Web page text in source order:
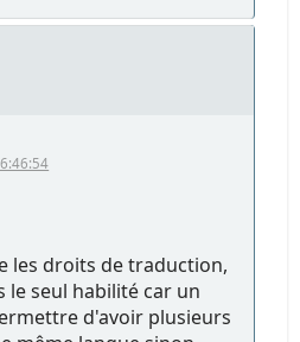
les droits de traduction,
le seul habilité car un
d'avoir plusieurs